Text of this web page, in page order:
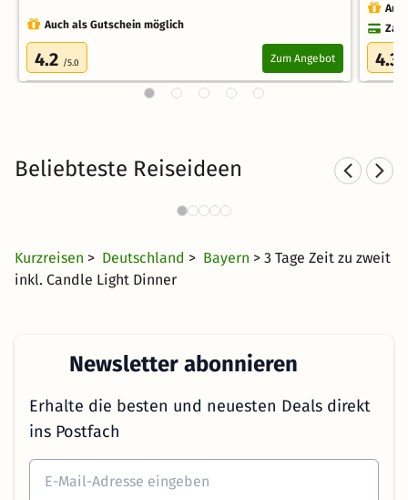
Auch als Gutschein möglich
4.2 /5.0 Zum Angebot 4.3
Beliebteste Reiseideen
Sporthotels im Bayerischen
Kurzreisen > Deutschland > Bayern > 3 Tage Zeit zu zweit
inkl. Candle Light Dinner
Newsletter abonnieren
Erhalte die besten und neuesten Deals direkt
ins Postfach